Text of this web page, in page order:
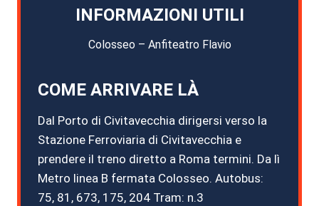
INFORMAZIONI UTILI
Colosseo – Anfiteatro Flavio
COME ARRIVARE LÀ
Dal Porto di Civitavecchia dirigersi verso la
Stazione Ferroviaria di Civitavecchia e
prendere il treno diretto a Roma termini. Da lì
Metro linea B fermata Colosseo. Autobus:
75, 81, 673, 175, 204 Tram: n.3